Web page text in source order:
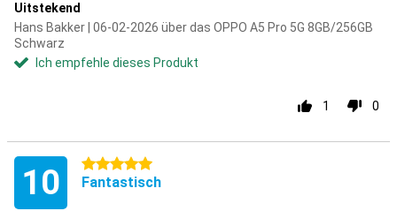
Uitstekend
Hans Bakker | 06-02-2026 über das OPPO A5 Pro 5G 8GB/256GB
Schwarz
Ich empfehle dieses Produkt
1 0
10 5 Sterne
Fantastisch